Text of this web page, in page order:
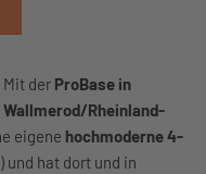
Mit der ProBase in
Wallmerod/Rheinland-
eigene hochmoderne 4-
und hat dort und in